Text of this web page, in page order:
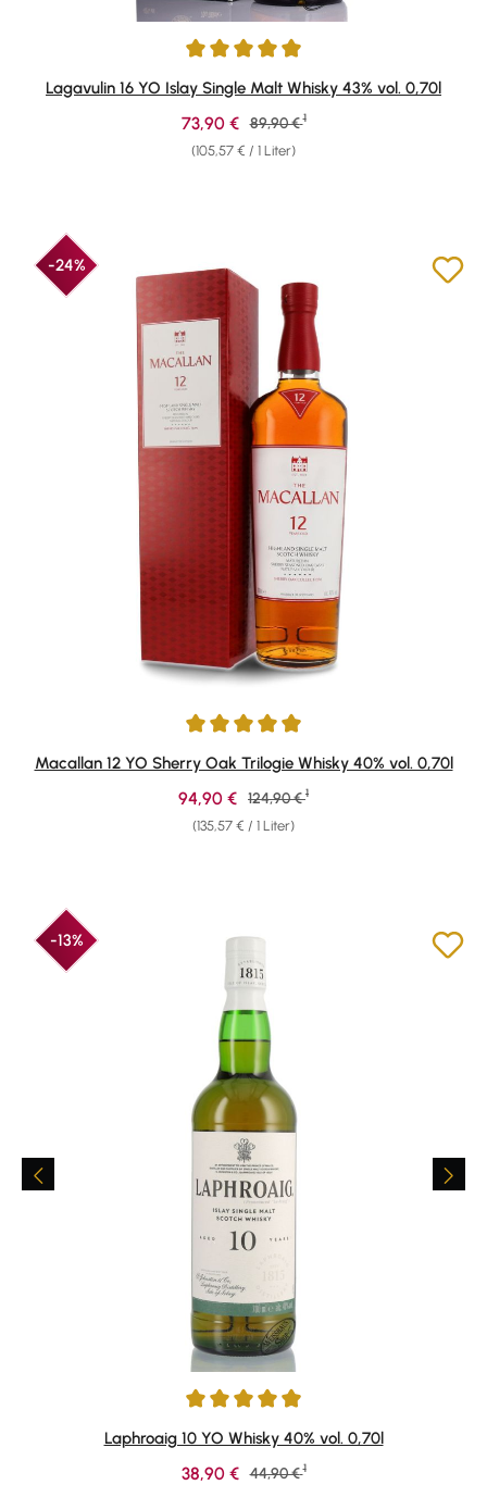
Durchschnittliche Bewertung von 4.95 von 5 Sternen
Lagavulin 16 YO Islay Single Malt Whisky 43% vol. 0,70l
(105,57 € / 1 Liter)
Verkaufspreis:
73,90 € Regulärer Preis:
89,90 € 1
-24%
Durchschnittliche Bewertung von 4.91 von 5 Sternen
Macallan 12 YO Sherry Oak Trilogie Whisky 40% vol. 0,70l
(135,57 € / 1 Liter)
Verkaufspreis:
94,90 € Regulärer Preis:
124,90 € 1
-13%
Durchschnittliche Bewertung von 4.91 von 5 Sternen
Laphroaig 10 YO Whisky 40% vol. 0,70l
Verkaufspreis:
38,90 € Regulärer Preis:
44,90 € 1